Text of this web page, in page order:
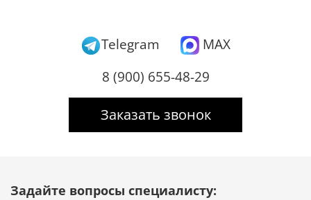
Telegram
MAX
8 (900) 655-48-29
Заказать звонок
Задайте вопросы специалисту: